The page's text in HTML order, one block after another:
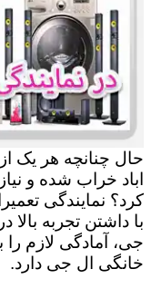
حال چنانچه هر یک
اباد خراب شده و
کرد؟ نمایندگی
با داشتن تجربه بالا
جی، آمادگی لازم را
خانگی ال جی دارد.